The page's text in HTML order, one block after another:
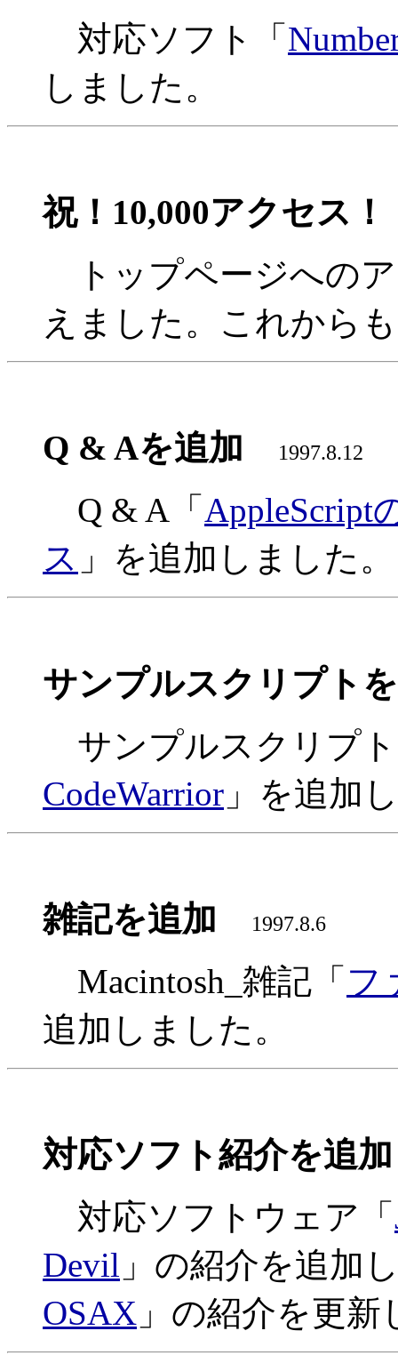
対応ソフト「
しました。
祝！10,000アクセス！
トップページへのア
えました。これから
Q & Aを追加 1997.8.12
Q & A「 AppleScript
ス 」を追加しました。
サンプルスクリプト
サンプルスクリプ
CodeWarrior 」を追加
雑記を追加 1997.8.6
Macintosh_雑記「 フ
追加しました。
対応ソフト紹介を追加
対応ソフトウェア「
Devil 」の紹介を追加
OSAX 」の紹介を更